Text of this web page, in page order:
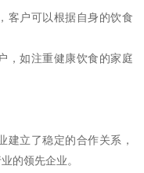
客户可以根据自身的饮食
，如注重健康饮食的家庭
建立了稳定的合作关系，
的领先企业。